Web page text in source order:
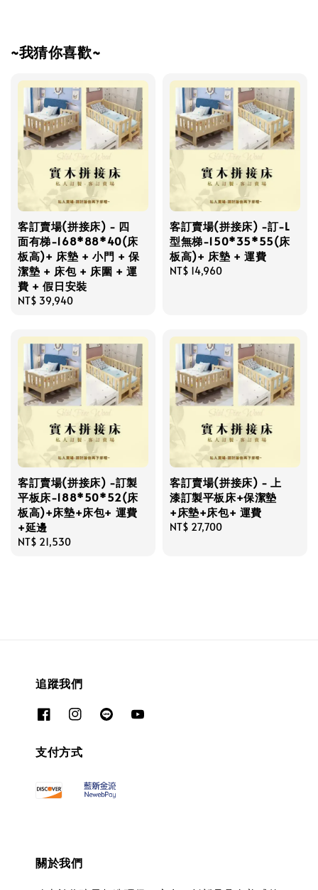
~我猜你喜歡~
客訂賣場(拼接床) - 四
面有梯-168*88*40(床
板高)+ 床墊 + 小門 + 保
潔墊 + 床包 + 床圍 + 運
費 + 假日安裝
Regular
NT$ 39,940
客訂賣場(拼接床) -訂-L
型無梯-150*35*55(床
板高)+ 床墊 + 運費
Regular
NT$ 14,960
客訂賣場(拼接床) -訂製
平板床-188*50*52(床
板高)+床墊+床包+ 運費
+延邊
Regular
NT$ 21,530
客訂賣場(拼接床) - 上
漆訂製平板床+保潔墊
+床墊+床包+ 運費
Regular
NT$ 27,700
追蹤我們
支付方式
關於我們